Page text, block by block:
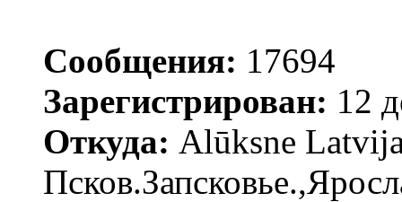
Сообщения: 17694
Зарегистрирован: 12
Откуда: Alūksne